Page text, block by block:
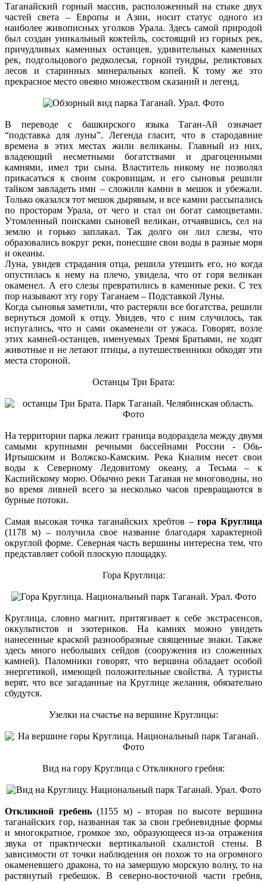
Таганайский горный массив, расположенный на стыке двух
частей света – Европы и Азии, носит статус одного из
наиболее живописных уголков Урала. Здесь самой природой
был создан уникальный коктейль, состоящий из горных рек,
причудливых каменных останцев, удивительных каменных
рек, подгольцового редколесья, горной тундры, реликтовых
лесов и старинных минеральных копей. К тому же это
прекрасное место овеяно множеством сказаний и легенд.
В переводе с башкирского языка Таган-Ай означает
“подставка для луны”. Легенда гласит, что в стародавние
времена в этих местах жили великаны. Главный из них,
владеющий несметными богатствами и драгоценными
камнями, имел три сына. Властитель никому не позволял
прикасаться к своим сокровищам, и его сыновья решили
тайком завладеть ими – сложили камни в мешок и убежали.
Только оказался тот мешок дырявым, и все камни рассыпались
по просторам Урала, от чего и стал он богат самоцветами.
Утомленный поисками сыновей великан, отчаявшись, сел на
землю и горько заплакал. Так долго он лил слезы, что
образовались вокруг реки, понесшие свои воды в разные моря
и океаны.
Луна, увидев страдания отца, решила утешить его, но когда
опустилась к нему на плечо, увидела, что от горя великан
окаменел. А его слезы превратились в каменные реки. С тех
пор называют эту гору Таганаем – Подставкой Луны.
Когда сыновья заметили, что растеряли все богатства, решили
вернуться домой к отцу. Увидев, что с ним случилось, так
испугались, что и сами окаменели от ужаса. Говорят, возле
этих камней-останцев, именуемых Тремя Братьями, не ходят
животные и не летают птицы, а путешественники обходят эти
места стороной.
Останцы Три Брата:
На территории парка лежит граница водораздела между двумя
самыми крупными речными бассейнами России - Обь-
Иртышским и Волжско-Камским. Река Киалим несет свои
воды к Северному Ледовитому океану, а Тесьма – к
Каспийскому морю. Обычно реки Таганая не многоводны, но
во время ливней всего за несколько часов превращаются в
бурные потоки.
Самая высокая точка таганайских хребтов –гора Круглица
(1178 м) – получила свое название благодаря характерной
округлой форме. Северная часть вершины интересна тем, что
представляет собой плоскую площадку.
Гора Круглица:
Круглица, словно магнит, притягивает к себе экстрасенсов,
оккультистов и эзотериков. На камнях можно увидеть
нанесенные краской разнообразные священные знаки. Также
здесь много небольших сейдов (сооружения из сложенных
камней). Паломники говорят, что вершина обладает особой
энергетикой, имеющей положительные свойства. А туристы
верят, что все загаданные на Круглице желания, обязательно
сбудутся.
Узелки на счастье на вершине Круглицы:
Вид на гору Круглица с Откликного гребня:
Откликной гребень(1155 м) - вторая по высоте вершина
таганайских гор, названная так за свои гребневидные формы
и многократное, громкое эхо, образующееся из-за отражения
звука от практически вертикальной скалистой стены. В
зависимости от точки наблюдения он похож то на огромного
окаменевшего дракона, то на замершую морскую волну, то на
растянутый гребешок. В северно-восточной части гребня,